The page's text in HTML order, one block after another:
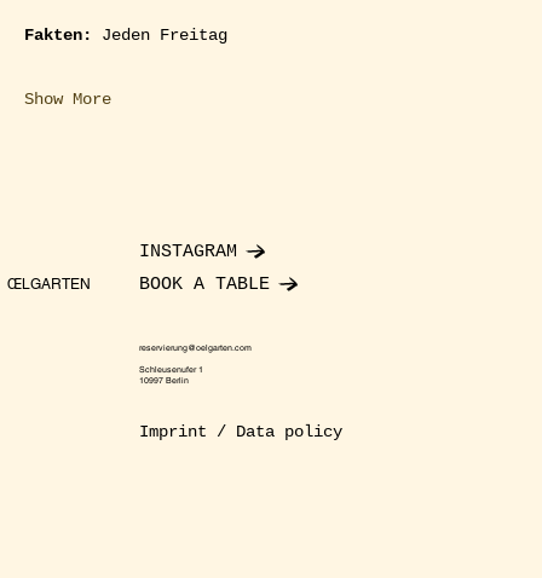
Fakten: Jeden Freitag
Show More
ŒLGARTEN
INSTAGRAM
BOOK A TABLE
reservierung@oelgarten.com
Schleusenufer 1
10997 Berlin
Imprint / Data policy